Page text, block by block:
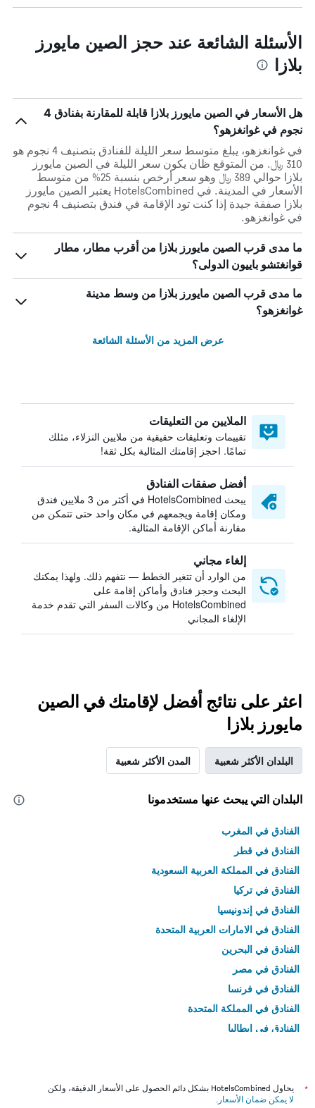
الأسئلة الشائعة عند حجز الصين مايورز
بلازا
هل الأسعار في الصين مايورز بلازا قابلة للمقارنة بفنادق 4
نجوم في غوانغزهو؟
في غوانغزهو، يبلغ متوسط ​​سعر الليلة للفنادق بتصنيف 4 نجوم هو
310 ﷼. من المتوقع ظان يكون سعر الليلة في الصين مايورز
بلازا حوالي 389 ﷼ وهو سعر أرخص بنسبة 25% من متوسط
الأسعار في المدينة. في HotelsCombined يعتبر الصين مايورز
بلازا صفقة جيدة إذا كنت تود الإقامة في فندق بتصنيف 4 نجوم
في غوانغزهو.
ما مدى قرب الصين مايورز بلازا من أقرب مطار، مطار
قوانغتشو باييون الدولى؟
ما مدى قرب الصين مايورز بلازا من وسط مدينة
غوانغزهو؟
عرض المزيد من الأسئلة الشائعة
الملايين من التعليقات
تقييمات وتعليقات حقيقية من ملايين النزلاء، مثلك
تمامًا. احجز إقامتك المثالية بكل ثقة!
أفضل صفقات الفنادق
يبحث HotelsCombined في أكثر من 3 ملايين فندق
ومكان إقامة ويجمعهم في مكان واحد حتى تتمكن من
مقارنة أماكن الإقامة المثالية.
إلغاء مجاني
من الوارد أن تتغير الخطط — نتفهم ذلك. ولهذا يمكنك
البحث وحجز فنادق وأماكن إقامة على
HotelsCombined من وكالات السفر التي تقدم خدمة
الإلغاء المجاني
اعثر على نتائج أفضل لإقامتك في الصين
مايورز بلازا
البلدان الأكثر شعبية المدن الأكثر شعبية
البلدان التي يبحث عنها مستخدمونا
الفنادق في المغرب
الفنادق في قطر
الفنادق في المملكة العربية السعودية
الفنادق في تركيا
الفنادق في إندونيسيا
الفنادق في الامارات العربية المتحدة
الفنادق في البحرين
الفنادق في مصر
الفنادق في فرنسا
الفنادق في المملكة المتحدة
الفنادق في إيطاليا
*
يحاول HotelsCombined بشكل دائم الحصول على الأسعار الدقيقة، ولكن
لا يمكن ضمان الأسعار .